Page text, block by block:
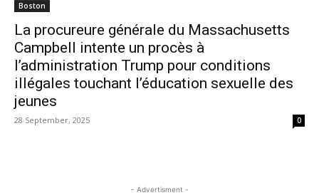
Boston
La procureure générale du Massachusetts
Campbell intente un procès à
l’administration Trump pour conditions
illégales touchant l’éducation sexuelle des
jeunes
28 September, 2025 0
- Advertisment -